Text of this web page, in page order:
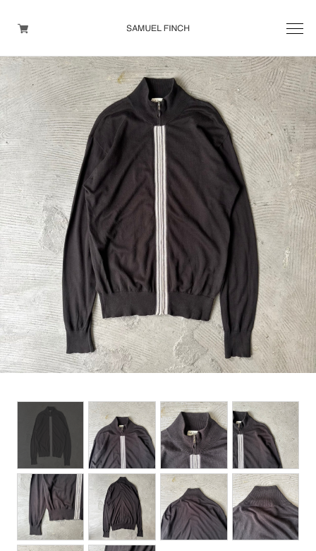
Men's
Maison Martin Margiela
Helmut Lang
Yohji Yamamoto
Other brands
TOPS
OUTER WEAR
BOTTOMS
DESIGNERS ARCHIVES